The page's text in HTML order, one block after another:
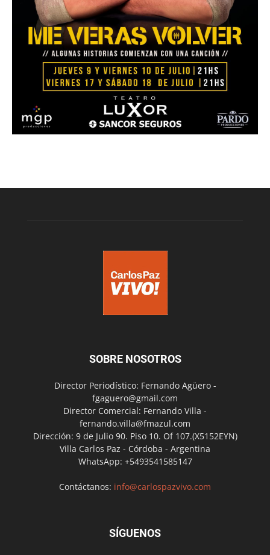
SOBRE NOSOTROS
Director Periodístico: Fernando Agüero -
fgaguero@gmail.com
Director Comercial: Fernando Villa -
fernando.villa@fmazul.com
Dirección: 9 de Julio 90. Piso 10. Of 107.(X5152EYN)
Villa Carlos Paz - Córdoba - Argentina
WhatsApp: +5493541585147
Contáctanos: info@carlospazvivo.com
SÍGUENOS